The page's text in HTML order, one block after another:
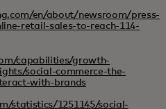
en/about/newsroom/press-
retail-sales-to-reach-114-
nouvel onglet
capabilities/growth-
social-commerce-the-
with-brands
statistics/1251145/social-